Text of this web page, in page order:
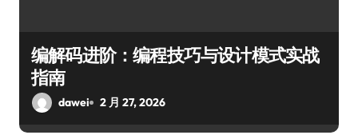
编解码进阶：编程技巧与设计模式实战
指南
dawei 2 月 27, 2026